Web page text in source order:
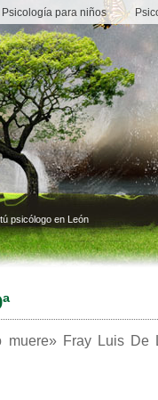
Psicología para niños
psicólogo en León
Fray Luis De